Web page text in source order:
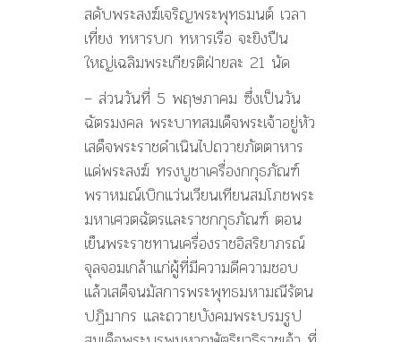
สดับพระสงฆ์เจริญพระพุทธมนต์ เวลา
เที่ยง ทหารบก ทหารเรือ จะยิงปืน
ใหญ่เฉลิมพระเกียรติฝ่ายละ 21 นัด
– ส่วนวันที่ 5 พฤษภาคม ซึ่งเป็นวัน
ฉัตรมงคล พระบาทสมเด็จพระเจ้าอยู่หัว
เสด็จพระราชดำเนินไปถวายภัตตาหาร
แด่พระสงฆ์ ทรงบูชาเครื่องกกุธภัณฑ์
พราหมณ์เบิกแว่นเวียนเทียนสมโภชพระ
มหาเศวตฉัตรและราชกกุธภัณฑ์ ตอน
เย็นพระราชทานเครื่องราชอิสริยาภรณ์
จุลจอมเกล้าแก่ผู้ที่มีความดีความชอบ
แล้วเสด็จนมัสการพระพุทธมหามณีรัตน
ปฏิมากร และถวายบังคมพระบรมรูป